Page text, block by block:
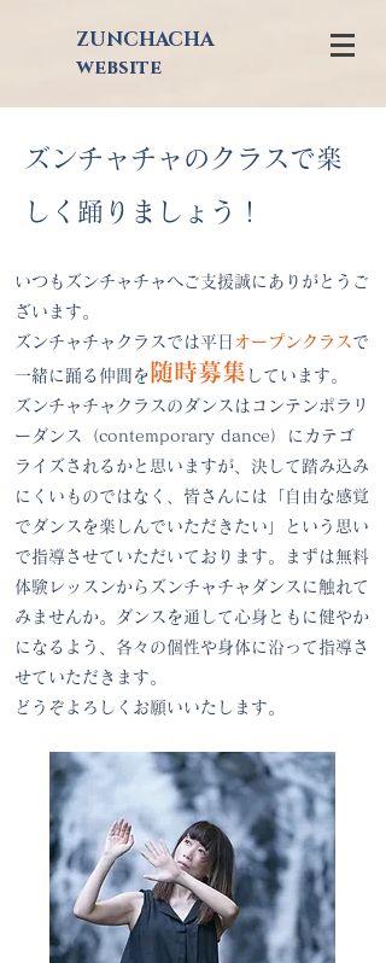
ZUNCHACHA
website
ズンチャチャのクラスで楽
しく踊りましょう！
いつもズンチャチャへご支援誠にありがとうご
ざいます。
ズンチャチャクラスでは平日 オープンクラス で
一緒に踊る仲間を 随時募集 しています。
ズンチャチャクラスのダンスはコンテンポラリ
ーダンス（contemporary dance）にカテゴ
ライズされるかと思いますが、決して踏み込み
にくいものではなく、皆さんには「自由な感覚
でダンスを楽しんでいただきたい」という思い
で指導させていただいております。まずは無料
体験レッスンからズンチャチャダンスに触れて
みませんか。ダンスを通して心身ともに健やか
になるよう、各々の個性や身体に沿って指導さ
せていただきます。
どうぞよろしくお願いいたします。